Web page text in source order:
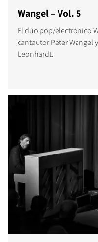
Wangel – Vol. 5
El dúo pop/electrónico
cantautor Peter Wangel
Leonhardt.